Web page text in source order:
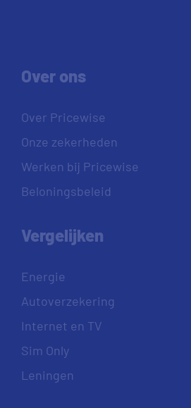
Over ons
Over Pricewise
Onze zekerheden
Werken bij Pricewise
Beloningsbeleid
Vergelijken
Energie
Autoverzekering
Internet en TV
Sim Only
Leningen